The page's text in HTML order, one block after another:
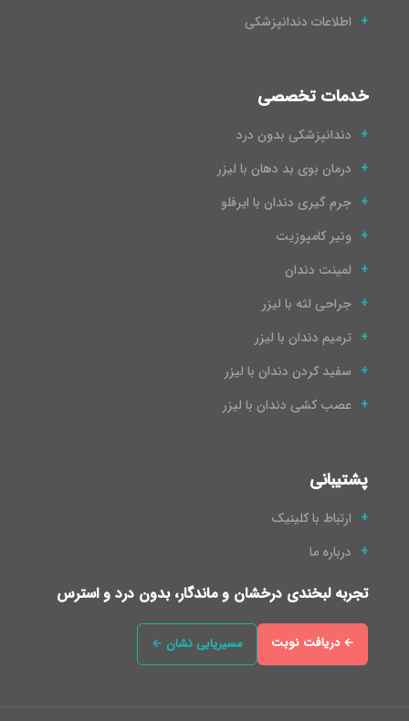
اطلاعات دندانپزشکی
خدمات تخصصی
دندانپزشکی بدون درد
درمان بوی بد دهان با لیزر
جرم گیری دندان با ایرفلو
ونیر کامپوزیت
لمینت دندان
جراحی لثه با لیزر
ترمیم دندان با لیزر
سفید کردن دندان با لیزر
عصب کشی دندان با لیزر
پشتیبانی
ارتباط با کلینیک
درباره ما
تجربه لبخندی درخشان و ماندگار، بدون درد و استرس
← دریافت نوبت مسیریابی نشان ←